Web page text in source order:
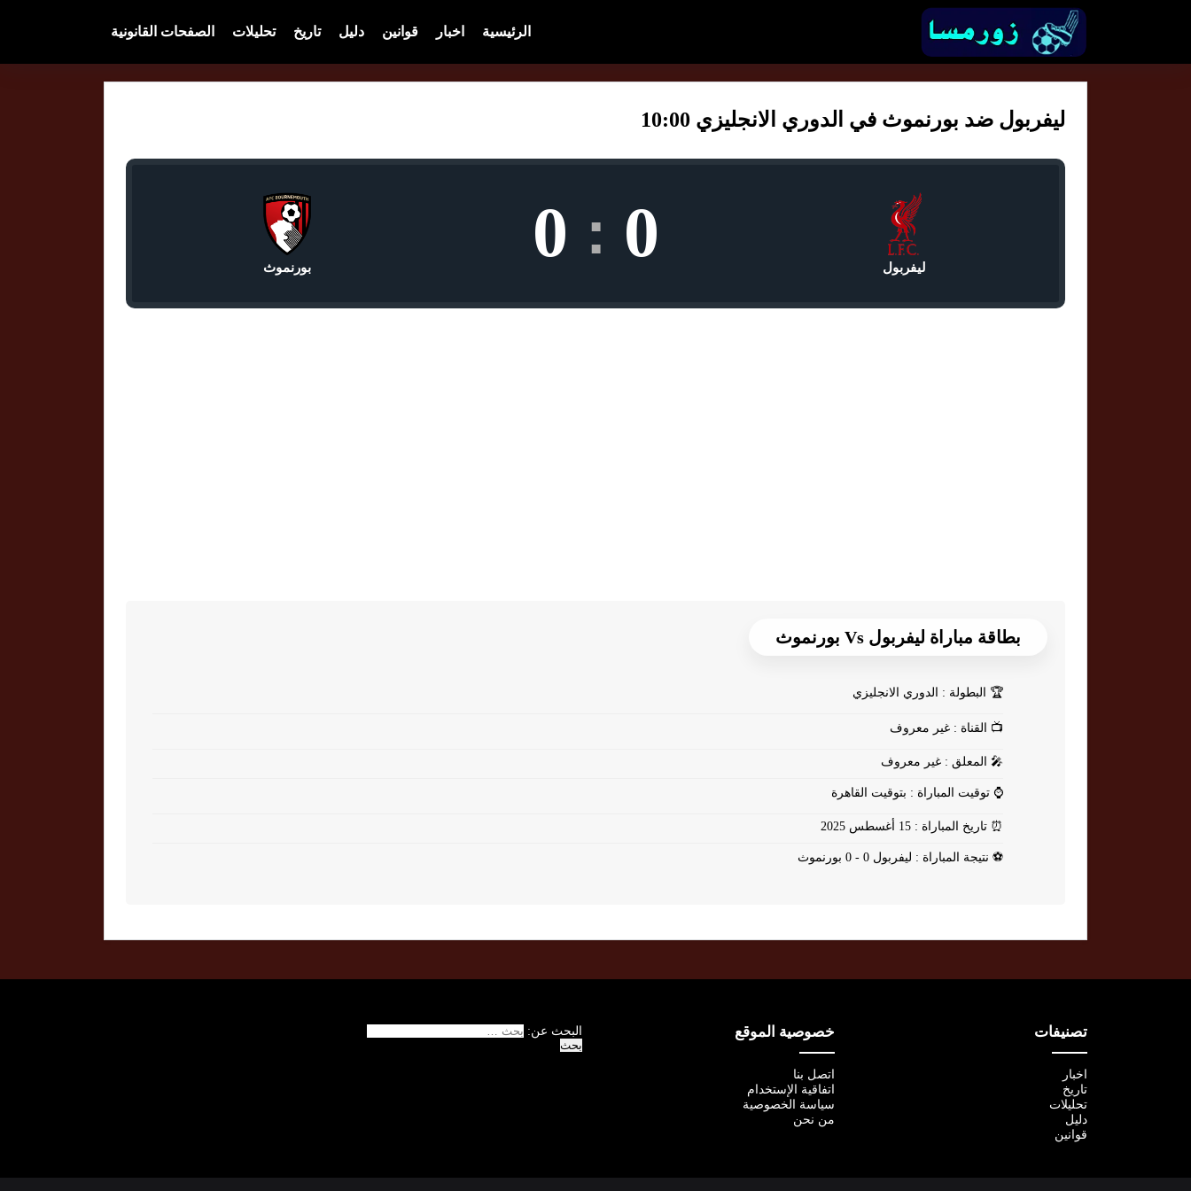
الرئيسية اخبار قوانين دليل تاريخ تحليلات الصفحات القانونية
ليفربول ضد بورنموث في الدوري الانجليزي 10:00
ليفربول 0
:
0 بورنموث
بطاقة مباراة ليفربول Vs بورنموث
🏆 البطولة : الدوري الانجليزي
📺 القناة : غير معروف
🎤 المعلق : غير معروف
⌚ توقيت المباراة : بتوقيت القاهرة
⏰ تاريخ المباراة : 15 أغسطس 2025
⚽ نتيجة المباراة : ليفربول 0 - 0 بورنموث
تصنيفات
اخبار
تاريخ
تحليلات
دليل
قوانين
خصوصية الموقع
اتصل بنا
اتفاقية الإستخدام
سياسة الخصوصية
من نحن
البحث عن: